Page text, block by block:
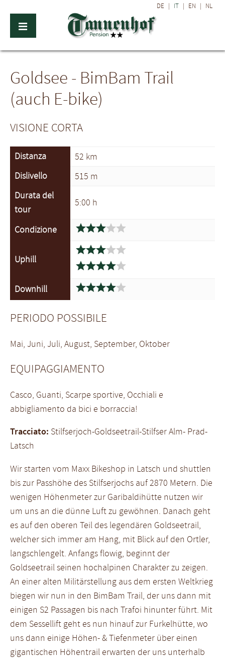
DE | IT | EN | NL
Goldsee - BimBam Trail
(auch E-bike)
VISIONE CORTA
Distanza
52 km
Dislivello
515 m
Durata del
tour
5:00 h
Condizione 
Uphill


Downhill 
PERIODO POSSIBILE
Mai, Juni, Juli, August, September, Oktober
EQUIPAGGIAMENTO
Casco, Guanti, Scarpe sportive, Occhiali e
abbigliamento da bici e borraccia!
Tracciato: Stilfserjoch-Goldseetrail-Stilfser Alm- Prad-
Latsch
Wir starten vom Maxx Bikeshop in Latsch und shuttlen
bis zur Passhöhe des Stilfserjochs auf 2870 Metern. Die
wenigen Höhenmeter zur Garibaldihütte nutzen wir
um uns an die dünne Luft zu gewöhnen. Danach geht
es auf den oberen Teil des legendären Goldseetrail,
welcher sich immer am Hang, mit Blick auf den Ortler,
langschlengelt. Anfangs flowig, beginnt der
Goldseetrail seinen hochalpinen Charakter zu zeigen.
An einer alten Militärstellung aus dem ersten Weltkrieg
biegen wir nun in den BimBam Trail, der uns dann mit
einigen S2 Passagen bis nach Trafoi hinunter führt. Mit
dem Sessellift geht es nun hinauf zur Furkelhütte, wo
uns dann einige Höhen- & Tiefenmeter über einen
gigantischen Höhentrail erwarten der uns unterhalb